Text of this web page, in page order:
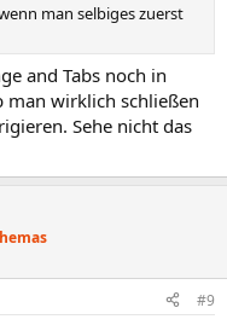
man selbiges zuerst
and Tabs noch in
man wirklich schließen
Sehe nicht das
#9